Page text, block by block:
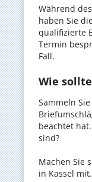
Während
haben Sie
qualifizierte
Termin
Fall.
Wie
Sammeln
beachtet
sind?
Machen Sie
in Kassel mit.